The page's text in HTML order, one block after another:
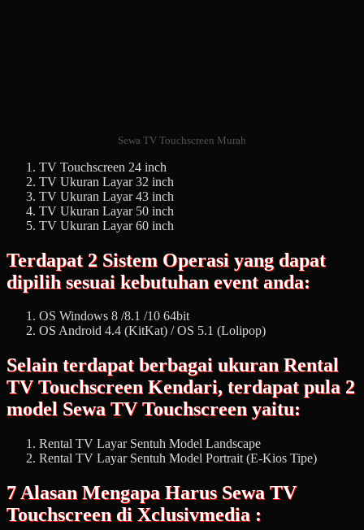
Sewa TV Touchscreen Murah
TV Touchscreen 24 inch
TV Ukuran Layar 32 inch
TV Ukuran Layar 43 inch
TV Ukuran Layar 50 inch
TV Ukuran Layar 60 inch
Terdapat 2 Sistem Operasi yang dapat
dipilih sesuai kebutuhan event anda:
OS Windows 8 /8.1 /10 64bit
OS Android 4.4 (KitKat) / OS 5.1 (Lolipop)
Selain terdapat berbagai ukuran Rental
TV Touchscreen Kendari, terdapat pula 2
model Sewa TV Touchscreen yaitu:
Rental TV Layar Sentuh Model Landscape
Rental TV Layar Sentuh Model Portrait (E-Kios Tipe)
7 Alasan Mengapa Harus Sewa TV
Touchscreen di Xclusivmedia :